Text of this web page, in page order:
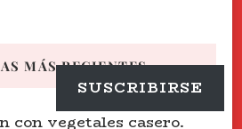
MÁS RECIENTES
con vegetales casero.
SUSCRIBIRSE